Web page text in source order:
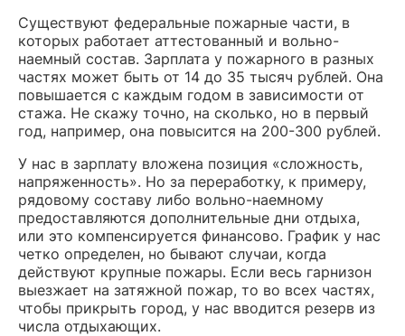
Существуют федеральные пожарные части, в
которых работает аттестованный и вольно-
наемный состав. Зарплата у пожарного в разных
частях может быть от 14 до 35 тысяч рублей. Она
повышается с каждым годом в зависимости от
стажа. Не скажу точно, на сколько, но в первый
год, например, она повысится на 200-300 рублей.
У нас в зарплату вложена позиция «сложность,
напряженность». Но за переработку, к примеру,
рядовому составу либо вольно-наемному
предоставляются дополнительные дни отдыха,
или это компенсируется финансово. График у нас
четко определен, но бывают случаи, когда
действуют крупные пожары. Если весь гарнизон
выезжает на затяжной пожар, то во всех частях,
чтобы прикрыть город, у нас вводится резерв из
числа отдыхающих.